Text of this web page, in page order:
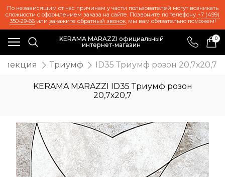
По независящим от нас причинам у части пользователей могут возникать
сложности с оформлением заказа на сайте. Позвоните по телефону +7 (499)
350-29-66или закажите обратный звонок, мы вам обязательно поможем!
KERAMA MARAZZI официальный
интернет-магазин
0
Триумф ID35 Триумф розон 20,7х20,7
KERAMA MARAZZI ID35 Триумф розон
20,7х20,7